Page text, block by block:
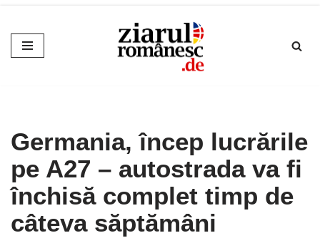
Sari
la
Germania, încep lucrările
pe A27 – autostrada va fi
închisă complet timp de
câteva săptămâni